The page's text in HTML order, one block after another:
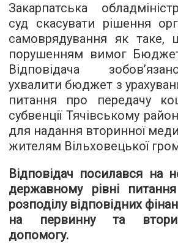
Закарпатська
суд скасувати рішення
самоврядування як таке,
порушенням вимог
Відповідача
ухвалити бюджет з
питання про передачу
субвенції Тячівському
для надання вторинної
жителям Вільховецької
Відповідач посилався на
державному рівні
розподілу відповідних
на первинну та
допомогу.